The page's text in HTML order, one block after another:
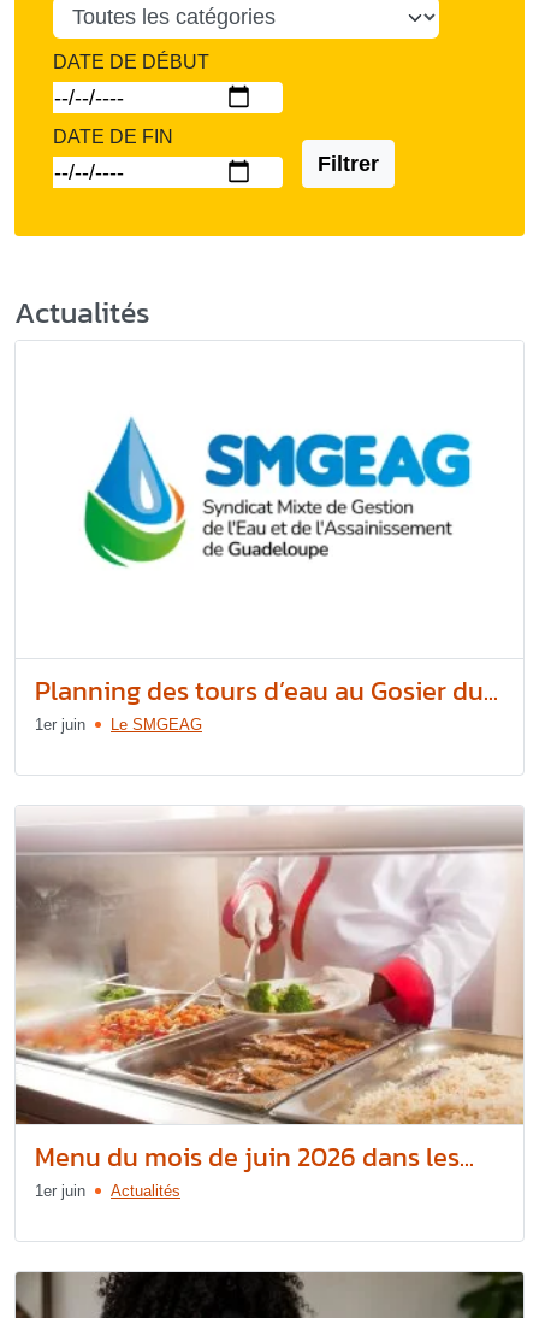
DATE DE DÉBUT
DATE DE FIN
Filtrer
Actualités
Planning des tours d’eau au Gosier du...
1er juin Le SMGEAG
Menu du mois de juin 2026 dans les...
1er juin Actualités